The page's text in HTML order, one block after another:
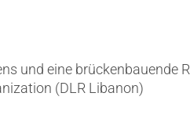
und eine brückenbauende
(DLR Libanon)